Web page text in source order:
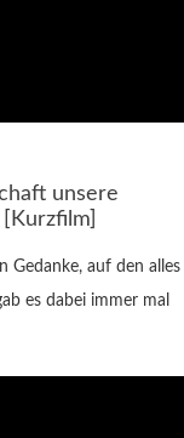
unsere
Gedanke, auf den alles
es dabei immer mal